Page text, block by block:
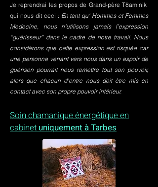
Je reprendrai les propos de Grand-père T8aminik
qui nous dit ceci : En tant qu' Hommes et Femmes
Medecine, nous n'utilisons jamais l’expression
“guérisseur” dans le cadre de notre travail. Nous
considérons que cette expression est risquée car
une personne venant vers nous dans un espoir de
guérison pourrait nous remettre tout son pouvoir,
alors que chacun d’entre nous doit être mis en
contact avec son propre pouvoir intérieur.
Soin chamanique énergétique en
cabinet uniquement à Tarbes